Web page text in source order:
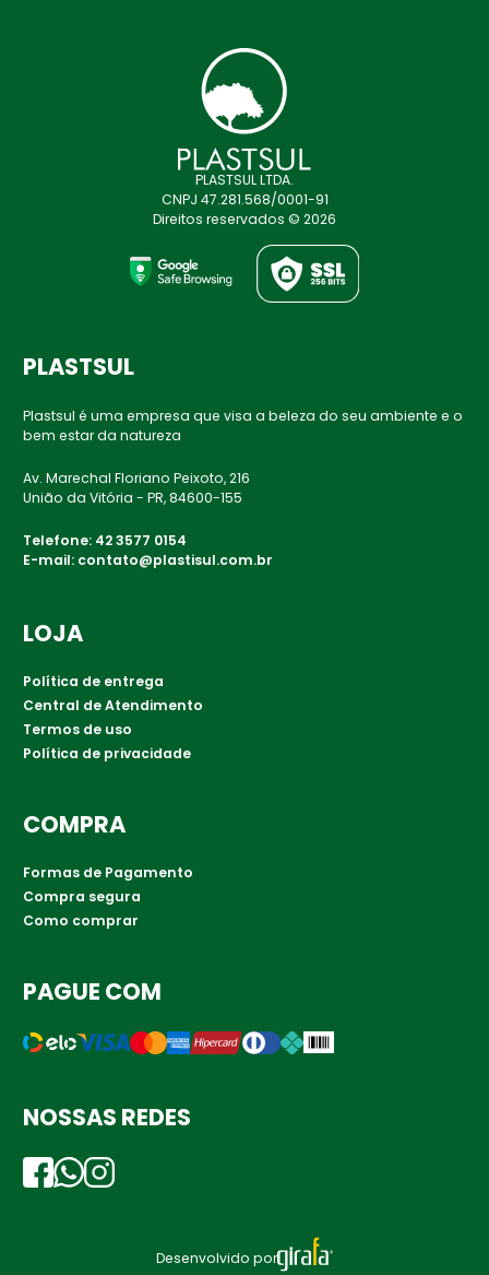
PLASTSUL LTDA.
CNPJ 47.281.568/0001-91
Direitos reservados © 2026
PLASTSUL
Plastsul é uma empresa que visa a beleza do seu ambiente e o
bem estar da natureza
Av. Marechal Floriano Peixoto, 216
União da Vitória - PR, 84600-155
Telefone: 42 3577 0154
E-mail: contato@plastisul.com.br
LOJA
Política de entrega
Central de Atendimento
Termos de uso
Política de privacidade
COMPRA
Formas de Pagamento
Compra segura
Como comprar
PAGUE COM
NOSSAS REDES
Desenvolvido por